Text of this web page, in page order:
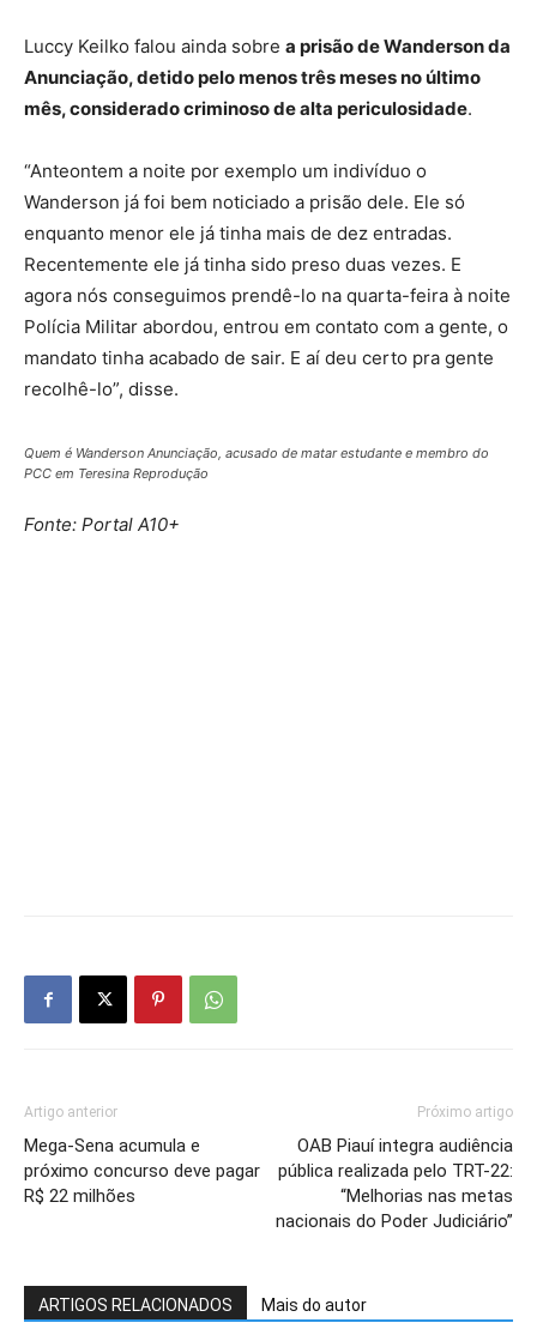
Luccy Keilko falou ainda sobre a prisão de Wanderson da
Anunciação, detido pelo menos três meses no último
mês, considerado criminoso de alta periculosidade.
“Anteontem a noite por exemplo um indivíduo o
Wanderson já foi bem noticiado a prisão dele. Ele só
enquanto menor ele já tinha mais de dez entradas.
Recentemente ele já tinha sido preso duas vezes. E
agora nós conseguimos prendê-lo na quarta-feira à noite
Polícia Militar abordou, entrou em contato com a gente, o
mandato tinha acabado de sair. E aí deu certo pra gente
recolhê-lo”, disse.
Quem é Wanderson Anunciação, acusado de matar estudante e membro do
PCC em Teresina Reprodução
Fonte: Portal A10+
Artigo anterior
Mega-Sena acumula e
próximo concurso deve pagar
R$ 22 milhões
Próximo artigo
OAB Piauí integra audiência
pública realizada pelo TRT-22:
“Melhorias nas metas
nacionais do Poder Judiciário”
ARTIGOS RELACIONADOS Mais do autor